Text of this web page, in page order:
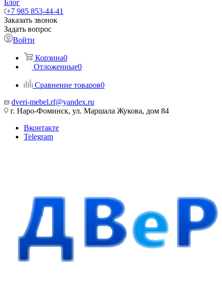
Блог
+7 985 853-44-41
Заказать звонок
Задать вопрос
Войти
Корзина0
Отложенные0
Сравнение товаров0
dveri-mebel.rf@yandex.ru
г. Наро-Фоминск, ул. Маршала Жукова, дом 84
Вконтакте
Telegram